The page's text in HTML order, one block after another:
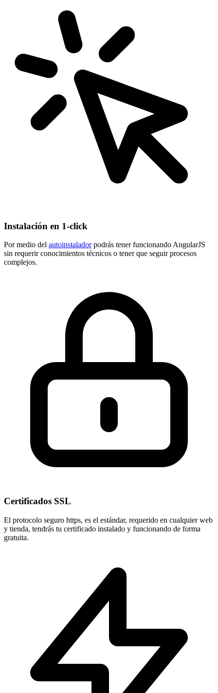
Instalación en 1-click
Por medio del autoinstaladorpodrás tener funcionando AngularJS
sin requerir conocimientos técnicos o tener que seguir procesos
complejos.
Certificados SSL
El protocolo seguro https, es el estándar, requerido en cualquier web
y tienda, tendrás tu certificado instalado y funcionando de forma
gratuita.